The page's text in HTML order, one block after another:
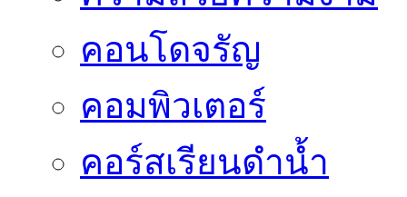
คอนโดจรัญ
คอมพิวเตอร์
คอร์สเรียนดำน้ำ